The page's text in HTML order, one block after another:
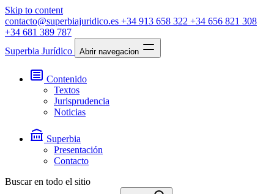
Skip to content
contacto@superbiajuridico.es +34 913 658 322 +34 656 821 308
+34 681 389 787
Superbia Jurídico
Abrir navegacion
Contenido
Textos
Jurisprudencia
Noticias
Superbia
Presentación
Contacto
Buscar en todo el sitio